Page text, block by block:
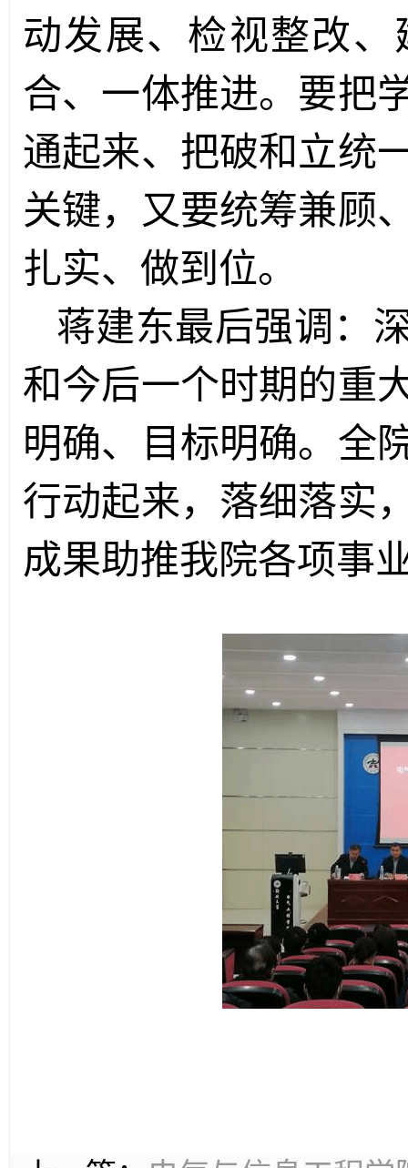
动发展、检视整改
合、一体推进。要把
通起来、把破和立统
关键，又要统筹兼顾
扎实、做到位。
蒋建东最后强调：
和今后一个时期的重
明确、目标明确。全
行动起来，落细落实
成果助推我院各项事